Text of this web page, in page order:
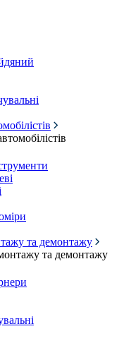
та демонтажу
та демонтажу